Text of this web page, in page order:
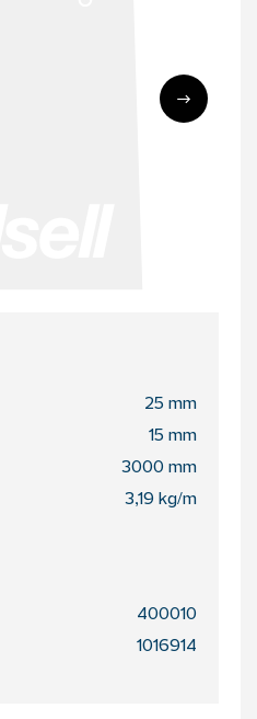
25 mm
15 mm
3000 mm
3,19 kg/m
400010
1016914